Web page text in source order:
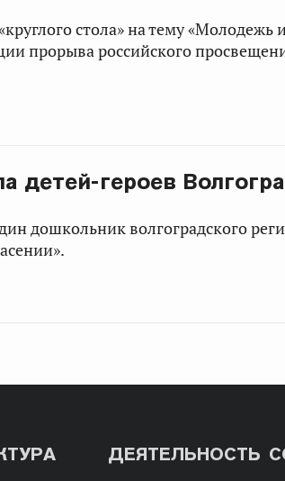
стола» на тему «Молодежь
прорыва российского
детей-героев
дошкольник волгоградского
ДЕЯТЕЛЬНОСТЬ